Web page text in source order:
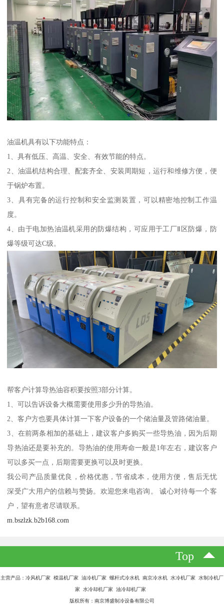
油温机具有以下功能特点：
1、具有低压、高温、安全、有效节能的特点。
2、油温机结构合理、配套齐全、安装周期短，运行和维修方便，便
于锅炉布置。
3、具有完备的运行控制和安全监测装置，可以精密地控制工作温
度。
4、由于电加热油温机采用的防爆结构，可应用于工厂Ⅱ区防爆，防
爆等级可达C级。
帮客户计算导热油容积要按照3部分计算。
1、可以告诉设备大概需要使用多少升的导热油。
2、客户方也要具体计算一下客户设备的一个储油量及管路储油量。
3、在前两条相加的基础上，建议客户多购买一些导热油，因为后期
导热油还是要补充的。导热油的使用寿命一般是1年左右，建议客户
可以多买一点，后期需要更换可以及时更换。
我公司产品质量优良，价格优惠，节省成本，使用方便，售后无忧
深受广大用户的信赖与赞扬。欢迎您来电咨询。 诚心对待每一个客
户，望有意者尽请联系。
m.bszlzk.b2b168.com
Top
主营产品：冷风机厂家 模温机厂家 油冷机厂家 螺杆式冷水机 南京冷水机 水冷机厂家 水制冷机厂
家 水冷却机厂家 油冷却机厂家
版权所有：南京博盛制冷设备有限公司